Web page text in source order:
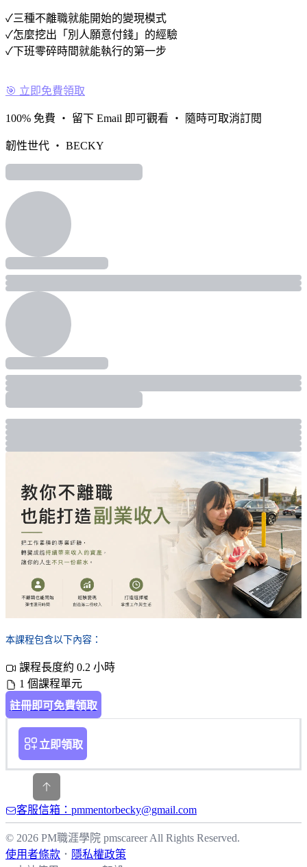
✓三種不離職就能開始的變現模式
✓怎麼挖出「別人願意付錢」的經驗
✓下班零碎時間就能執行的第一步
🎯 立即免費領取
100% 免費 ・ 留下 Email 即可觀看 ・ 隨時可取消訂閱
韌性世代 ・ BECKY
本課程包含以下內容：
課程長度約 0.2 小時
1 個課程單元
註冊即可免費領取
立即領取
客服信箱：pmmentorbecky@gmail.com
© 2026 PM職涯學院 pmscareer All Rights Reserved.
使用者條款 ． 隱私權政策